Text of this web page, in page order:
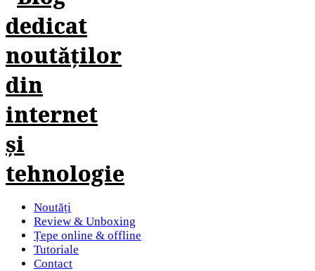
Noutăți
Review & Unboxing
Țepe online & offline
Tutoriale
Contact